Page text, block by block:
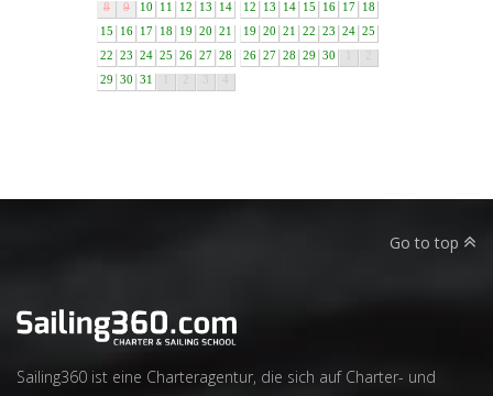
8
9 10 11 12 13
14
15
16 17 18 19 20
21
22
23 24 25 26 27
28
29
30 31
12
13 14 15 16 17
18
19
20 21 22 23 24 25
26 27 28 29 30
Go to top
Sailing360 ist eine Charteragentur, die sich auf Charter- und